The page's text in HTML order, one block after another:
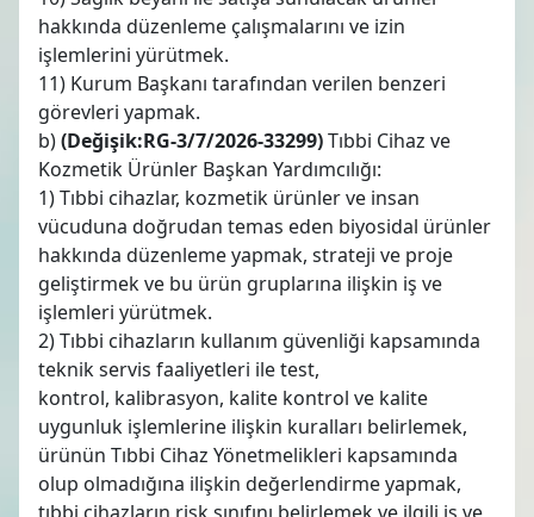
hakkında düzenleme çalışmalarını ve izin
işlemlerini yürütmek.
11) Kurum Başkanı tarafından verilen benzeri
görevleri yapmak.
b)(Değişik:RG-3/7/2026-33299)Tıbbi Cihaz ve
Kozmetik Ürünler Başkan Yardımcılığı:
1) Tıbbi cihazlar, kozmetik ürünler ve insan
vücuduna doğrudan temas eden biyosidal ürünler
hakkında düzenleme yapmak, strateji ve proje
geliştirmek ve bu ürün gruplarına ilişkin iş ve
işlemleri yürütmek.
2) Tıbbi cihazların kullanım güvenliği kapsamında
teknik servis faaliyetleri ile test,
kontrol, kalibrasyon, kalite kontrol ve kalite
uygunluk işlemlerine ilişkin kuralları belirlemek,
ürünün Tıbbi Cihaz Yönetmelikleri kapsamında
olup olmadığına ilişkin değerlendirme yapmak,
tıbbi cihazların risk sınıfını belirlemek ve ilgili iş ve